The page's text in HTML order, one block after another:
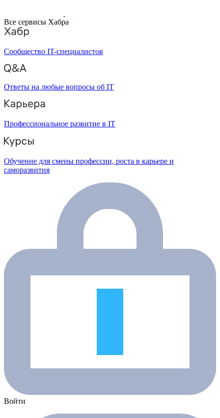
Все сервисы Хабра
Сообщество IT-специалистов
Ответы на любые вопросы об IT
Профессиональное развитие в IT
Обучение для смены профессии, роста в карьере и
саморазвития
Войти